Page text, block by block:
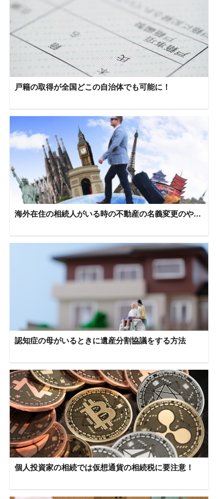
戸籍の取得が全国どこの自治体でも可能に！
海外在住の相続人がいる時の不動産の名義変更のや...
認知症の母がいるときに遺産分割協議をする方法
個人投資家の相続では仮想通貨の相続税に要注意！